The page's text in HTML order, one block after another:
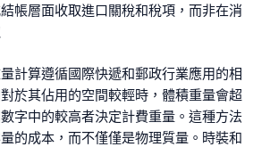
帳層面收取進口關稅和稅項，而非在消
計算遵循國際快遞和郵政行業應用的相
於其佔用的空間較輕時，體積重量會超
字中的較高者決定計費重量。這種方法
的成本，而不僅僅是物理質量。時裝和